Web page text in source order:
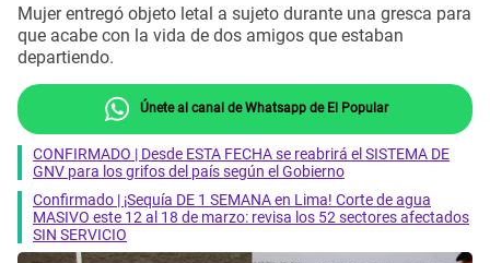
Mujer entregó objeto letal a sujeto durante una gresca para
que acabe con la vida de dos amigos que estaban
departiendo.
Únete al canal de Whatsapp de El Popular
CONFIRMADO | Desde ESTA FECHA se reabrirá el SISTEMA DE
GNV para los grifos del país según el Gobierno
Confirmado | ¡Sequía DE 1 SEMANA en Lima! Corte de agua
MASIVO este 12 al 18 de marzo: revisa los 52 sectores afectados
SIN SERVICIO